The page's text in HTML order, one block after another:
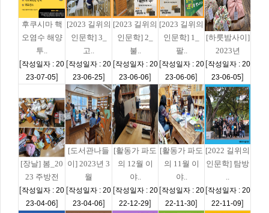
후쿠시마 핵
오염수 해양
투..
[작성일자 : 20
23-07-05]
[2023 길위의
인문학] 3_
고..
[작성일자 : 20
23-06-25]
[2023 길위의
인문학] 2_
불..
[작성일자 : 20
23-06-06]
[2023 길위의
인문학] 1_
팔..
[작성일자 : 20
23-06-06]
[하룻밤사이]
2023년
[작성일자 : 20
23-06-05]
[장날] 봄_20
23 주방전
[작성일자 : 20
23-04-06]
[도서관나들
이] 2023년 3
월
[작성일자 : 20
23-04-06]
[활동가 파도
의 12월 이
야..
[작성일자 : 20
22-12-29]
[활동가 파도
의 11월 이
야..
[작성일자 : 20
22-11-30]
[2022 길위의
인문학] 탐방
..
[작성일자 : 20
22-11-09]